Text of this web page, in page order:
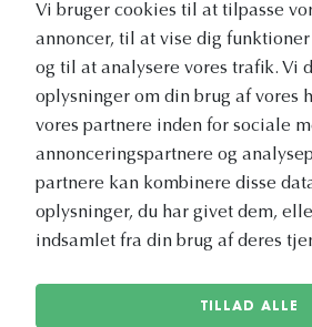
Vi bruger cookies til at tilpasse
annoncer, til at vise dig
og til at analysere vores trafik. Vi
oplysninger om din brug af vores
vores partnere inden for sociale
annonceringspartnere og
partnere kan kombinere disse
oplysninger, du har givet dem,
indsamlet fra din brug af deres
TILLAD ALLE
Vores nyhedsbrev
Vetapotek.dk er en
Evidensia
Dyresundhedspleje